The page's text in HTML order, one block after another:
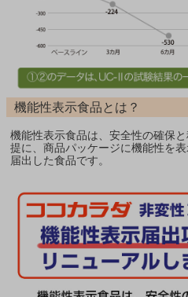
機能性表示食品とは？
機能性表示食品は、安全性の確保
提に、商品パッケージに機能性を
届出した食品です。